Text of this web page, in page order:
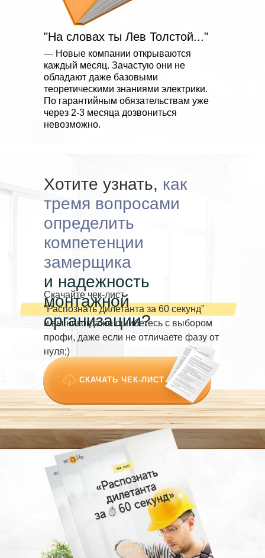
— Новые компании открываются
каждый месяц. Зачастую они не
обладают даже базовыми
теоретическими знаниями электрики.
По гарантийным обязательствам уже
через 2-3 месяца дозвониться
невозможно.
"На словах ты Лев Толстой..."
Хотите узнать, как
тремя вопросами
определить
компетенции
замерщика
и надежность
монтажной
организации?
СКАЧАТЬ ЧЕК-ЛИСТ
Скачайте чек-лист
“Распознать дилетанта за 60 секунд”
и вы никогда не ошибетесь с выбором
профи, даже если не отличаете фазу от
нуля;)